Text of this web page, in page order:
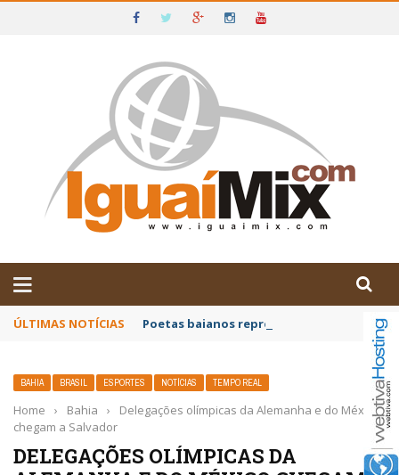
IGUAÍ E SUDOESTE DA BAHIA
ÚLTIMAS NOTÍCIAS Poetas baianos representam o Brasil no
BAHIA BRASIL ESPORTES NOTÍCIAS TEMPO REAL
Home › Bahia ›
Delegações olímpicas da Alemanha e do México
chegam a Salvador
DELEGAÇÕES OLÍMPICAS DA